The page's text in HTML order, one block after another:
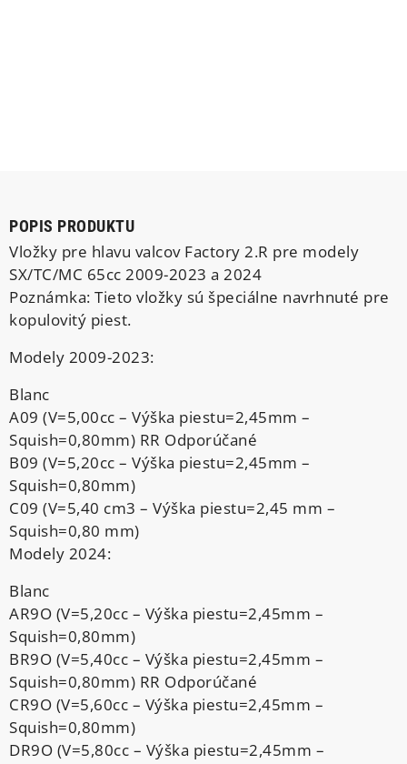
POPIS PRODUKTU
Vložky pre hlavu valcov Factory 2.R pre modely
SX/TC/MC 65cc 2009-2023 a 2024
Poznámka: Tieto vložky sú špeciálne navrhnuté pre
kopulovitý piest.
Modely 2009-2023:
Blanc
A09 (V=5,00cc – Výška piestu=2,45mm –
Squish=0,80mm) RR Odporúčané
B09 (V=5,20cc – Výška piestu=2,45mm –
Squish=0,80mm)
C09 (V=5,40 cm3 – Výška piestu=2,45 mm –
Squish=0,80 mm)
Modely 2024:
Blanc
AR9O (V=5,20cc – Výška piestu=2,45mm –
Squish=0,80mm)
BR9O (V=5,40cc – Výška piestu=2,45mm –
Squish=0,80mm) RR Odporúčané
CR9O (V=5,60cc – Výška piestu=2,45mm –
Squish=0,80mm)
DR9O (V=5,80cc – Výška piestu=2,45mm –